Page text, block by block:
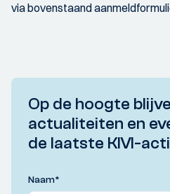
via bovenstaand
Op de hoogte
actualiteiten en
de laatste KIVI-
Naam*